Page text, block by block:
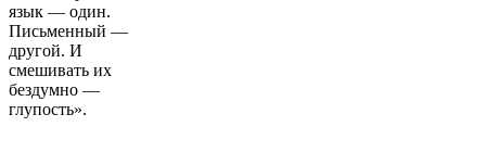
язык — один.
Письменный —
другой. И
смешивать их
бездумно —
глупость».